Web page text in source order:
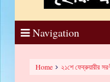
Navigation
Home ২১শে ফেব্রুয়ারীর